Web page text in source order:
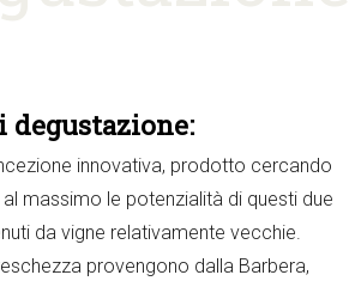
degustazione:
innovativa, prodotto cercando
massimo le potenzialità di questi due
da vigne relativamente vecchie.
provengono dalla Barbera,